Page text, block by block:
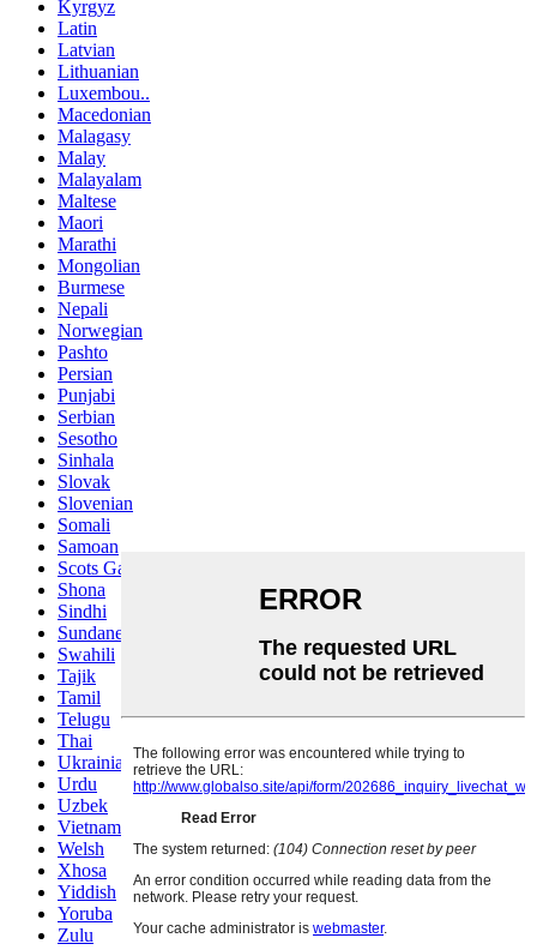
Kyrgyz
Latin
Latvian
Lithuanian
Luxembou..
Macedonian
Malagasy
Malay
Malayalam
Maltese
Maori
Marathi
Mongolian
Burmese
Nepali
Norwegian
Pashto
Persian
Punjabi
Serbian
Sesotho
Sinhala
Slovak
Slovenian
Somali
Samoan
Scots Gaelic
Shona
Sindhi
Sundanese
Swahili
Tajik
Tamil
Telugu
Thai
Ukrainian
Urdu
Uzbek
Vietnamese
Welsh
Xhosa
Yiddish
Yoruba
Zulu